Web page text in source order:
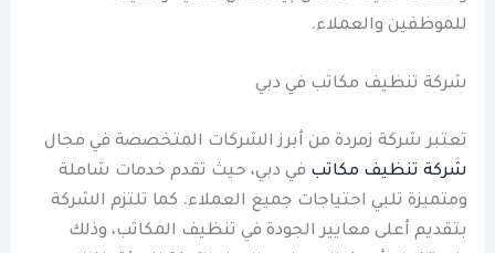
للموظفين والعملاء.
شركة تنظيف مكاتب في دبي
تعتبر شركة زمردة من أبرز الشركات المتخصصة في مجال
شركة تنظيف مكاتب في دبي، حيث تقدم خدمات شاملة
ومتميزة تلبي احتياجات جميع العملاء. كما تلتزم الشركة
بتقديم أعلى معايير الجودة في تنظيف المكاتب، وذلك